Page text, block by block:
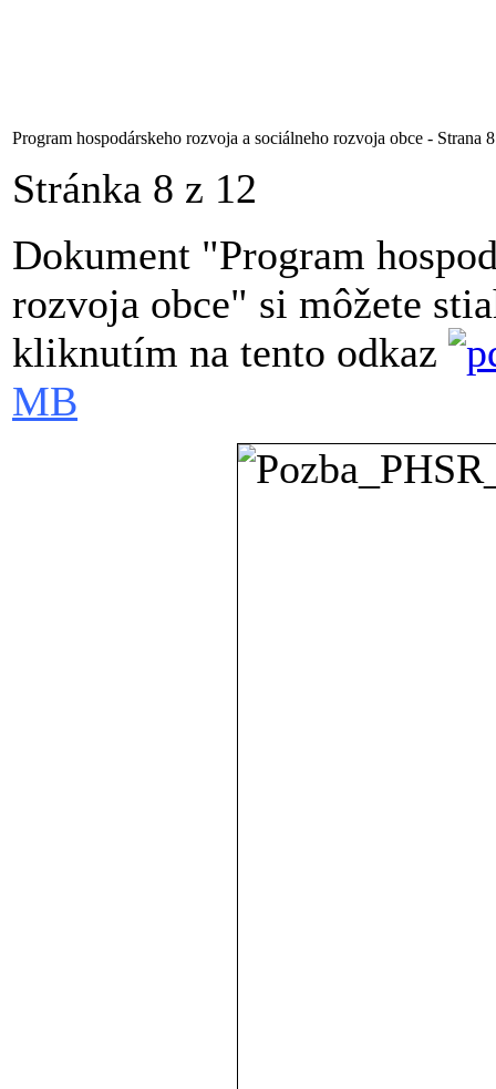
Program hospodárskeho rozvoja a sociálneho rozvoja obce - Strana 8
Stránka 8 z 12
Dokument "Program
rozvoja obce" si môžete
kliknutím na tento odkaz
MB